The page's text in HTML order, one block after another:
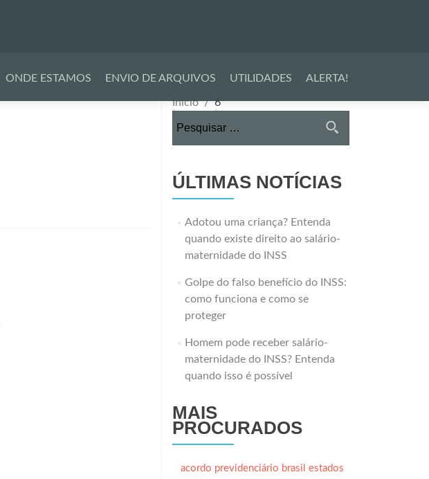
ONDE ESTAMOS ENVIO DE ARQUIVOS UTILIDADES ALERTA!
Início
6
ÚLTIMAS NOTÍCIAS
Adotou uma criança? Entenda
quando existe direito ao salário-
maternidade do INSS
Golpe do falso benefício do INSS:
como funciona e como se
proteger
Homem pode receber salário-
maternidade do INSS? Entenda
quando isso é possível
MAIS
PROCURADOS
acordo previdenciário brasil estados